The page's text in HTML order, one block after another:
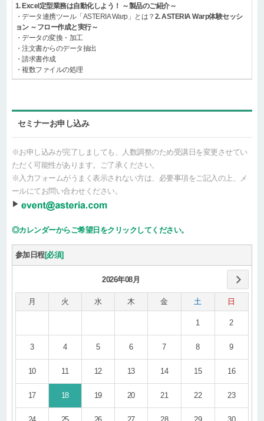
1. Excel定型業務は自動化しよう！ ～製品のご紹介～
・データ連携ツール「ASTERIA Warp」とは？ 2. ASTERIA Warp体験セッシ
ョン ～フロー作成と実行～
・データの変換・加工
・注文書からのデータ抽出
・請求書作成
・複数ファイルの処理
セミナーお申し込み
※お申し込みが完了しましても、人数調整のため受講日を変更させてい
ただく可能性があります。ご了承ください。
※入力フォームがうまく表示されない方は、必要事項をご記入の上、メ
ールにてお問い合わせください。
▶
◎カレンダーからご希望日をクリックしてください。
参加日程[必須]
2026年08月
月 火 水 木 金 土 日
1 2
3 4 5 6 7 8 9
10 11 12 13 14 15 16
17 18 19 20 21 22 23